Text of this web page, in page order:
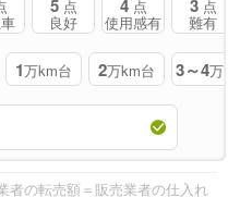
5 点
良好
4 点
使用感有
3 点
難有
1万km台 2万km台 3～4万
者の転売額＝販売業者の仕入れ